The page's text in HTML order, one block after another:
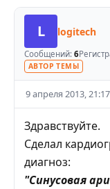
L logitech
Сообщений: 6
АВТОР ТЕМЫ
9 апреля 2013, 21:17
Здравствуйте.
Сделал
диагноз:
"Синусовая